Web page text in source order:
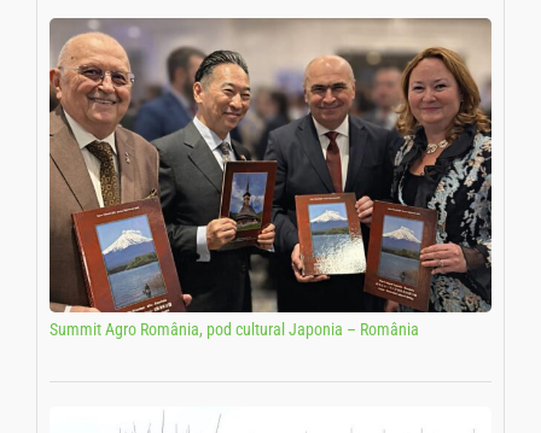
Summit Agro România, pod cultural Japonia – România